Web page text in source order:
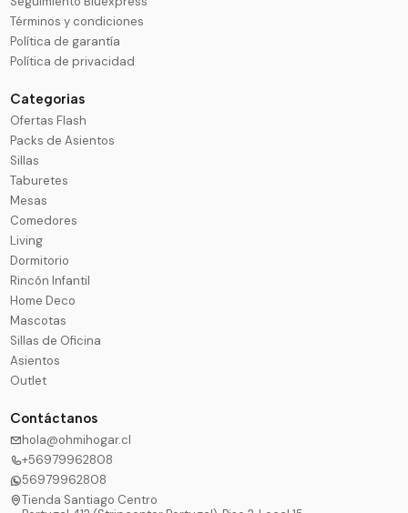
Términos y condiciones
Política de garantía
Política de privacidad
Categorias
Ofertas Flash
Packs de Asientos
Sillas
Taburetes
Mesas
Comedores
Living
Dormitorio
Rincón Infantil
Home Deco
Mascotas
Sillas de Oficina
Asientos
Outlet
Contáctanos
hola@ohmihogar.cl
+56979962808
56979962808
Tienda Santiago Centro